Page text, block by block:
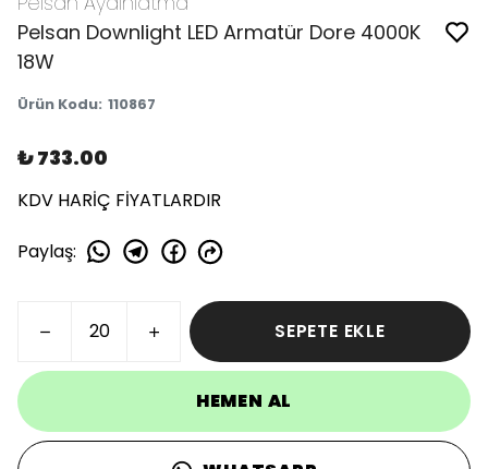
Pelsan Downlight LED Armatür Dore 4000K
18W
Ürün Kodu: 110867
₺ 733.00
KDV HARİÇ FİYATLARDIR
Paylaş:
SEPETE EKLE
HEMEN AL